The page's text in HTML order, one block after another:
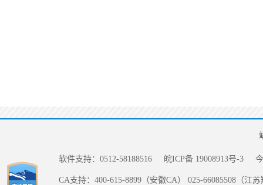
软件支持：0512-58188516 皖ICP备 19008913号-3
CA支持：400-615-8899（安徽CA） 025-66085508（江